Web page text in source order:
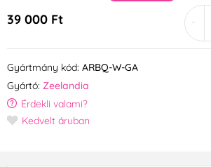
39 000 Ft
Gyártmány kód: ARBQ-W-GA
Gyártó: Zeelandia
Érdekli valami?
Kedvelt áruban